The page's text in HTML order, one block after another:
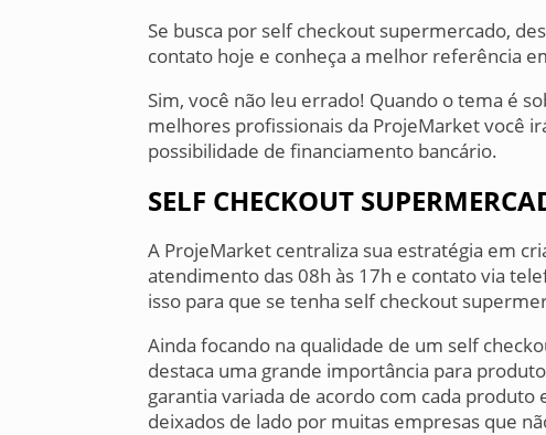
Se busca por self checkout supermercado,
contato hoje e conheça a melhor referência
Sim, você não leu errado! Quando o tema é
melhores profissionais da ProjeMarket você
possibilidade de financiamento bancário.
SELF CHECKOUT
A ProjeMarket centraliza sua estratégia em
atendimento das 08h às 17h e contato via
isso para que se tenha self checkout
Ainda focando na qualidade de um self
destaca uma grande importância para
garantia variada de acordo com cada
deixados de lado por muitas empresas que